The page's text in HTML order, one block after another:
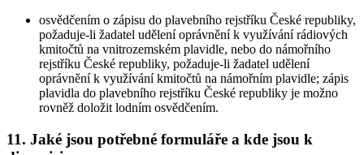
osvědčením o zápisu do plavebního rejstříku České republiky,
požaduje-li žadatel udělení oprávnění k využívání rádiových
kmitočtů na vnitrozemském plavidle, nebo do námořního
rejstříku České republiky, požaduje-li žadatel udělení
oprávnění k využívání kmitočtů na námořním plavidle; zápis
plavidla do plavebního rejstříku České republiky je možno
rovněž doložit lodním osvědčením.
11. Jaké jsou potřebné formuláře a kde jsou k